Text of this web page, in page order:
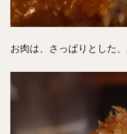
お肉は、さっぱりとした